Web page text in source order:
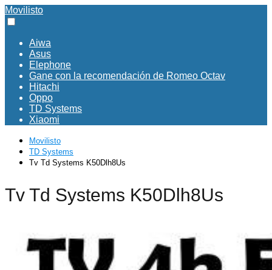
Movilisto
Aiwa
Asus
Elephone
Gane con la recomendación de Romeo Octav
Hitachi
Oppo
TD Systems
Xiaomi
Movilisto
TD Systems
Tv Td Systems K50Dlh8Us
Tv Td Systems K50Dlh8Us